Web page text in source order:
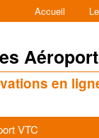
Accueil
en
VTC